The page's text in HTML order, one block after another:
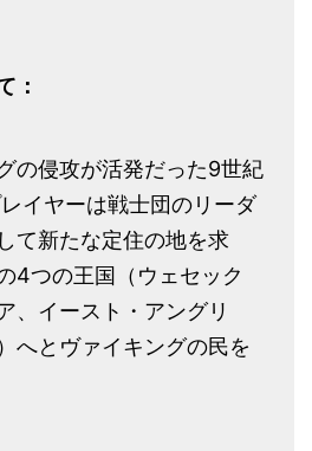
：
の侵攻が活発だった9世紀
イヤーは戦士団のリーダ
て新たな定住の地を求
4つの王国（ウェセック
、イースト・アングリ
へとヴァイキングの民を